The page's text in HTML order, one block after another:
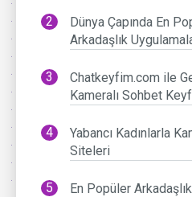
Dünya Çapında En
Arkadaşlık
Chatkeyfim.com ile
Kameralı Sohbet
Yabancı Kadınlarla
Siteleri
En Popüler